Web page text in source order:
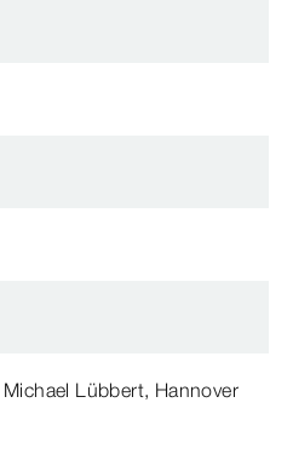
Lübbert, Hannover